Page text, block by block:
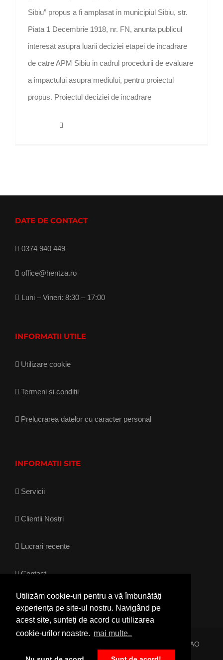
Utilizăm cookie-uri pentru a vă îmbunătăți
experiența pe site-ul nostru. Navigând pe
acest site, sunteți de acord cu utilizarea
cookie-urilor noastre. mai multe..
Sibiu” propus a fi amplasat in municipiul Sibiu, str.
Piata 1 Decembrie 1918, nr. FN, anunta publicul
interesat asupra luarii deciziei etapei de incadrare
de catre APM Sibiu in cadrul procedurii de evaluare
a impactului asupra mediului, pentru proiectul
propus. Proiectul deciziei de incadrare
DATE DE CONTACT
0374 940 449
office@hentza.ro
Luni – Vineri: 8:30 – 17:00
INFORMATII UTILE
Utilizare cookie
Termeni si conditii
Prelucrarea datelor cu caracter personal
INFORMATII SITE
Servicii
Clientii Nostri
Lucrari recente
Contact
ZAO